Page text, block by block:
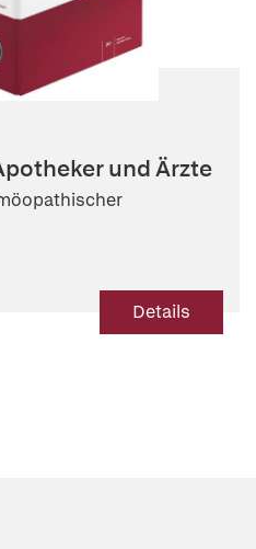
und Ärzte
Details